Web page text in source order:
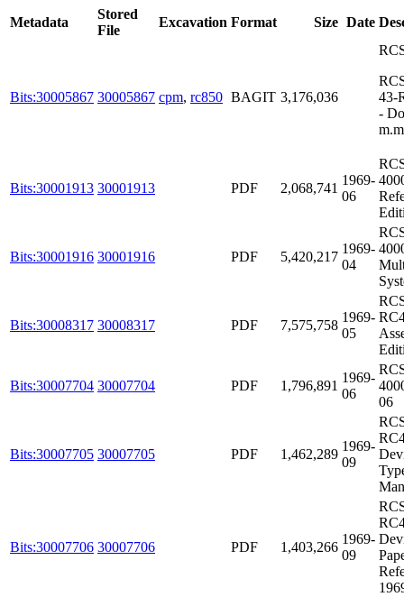
Metadata
Stored
File
Excavation Format Size Date
Bits:30005867 30005867 cpm, rc850 BAGIT 3,176,036
43-
-
Bits:30001913 30001913 PDF 2,068,741
1969-
06
Bits:30001916 30001916 PDF 5,420,217
1969-
04
Bits:30008317 30008317 PDF 7,575,758
1969-
05
Bits:30007704 30007704 PDF 1,796,891
1969-
06
06
Bits:30007705 30007705 PDF 1,462,289
1969-
09
Bits:30007706 30007706 PDF 1,403,266
1969-
09